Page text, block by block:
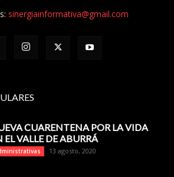
sinergiainformativa@gmail.com
CUARENTENA POR LA VIDA
EL VALLE DE ABURRÁ
13 agosto, 2020